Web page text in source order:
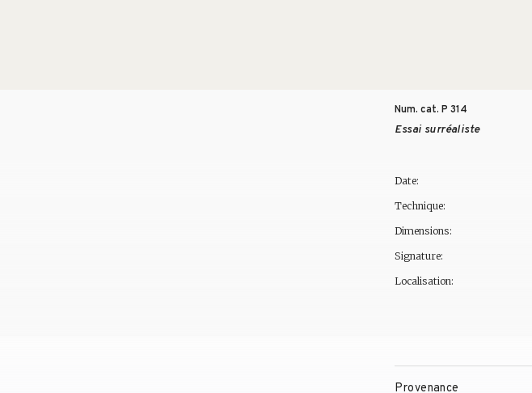
Num. cat. P 314
Essai surréaliste
Date:
Technique:
Dimensions:
Signature:
Localisation:
Provenance